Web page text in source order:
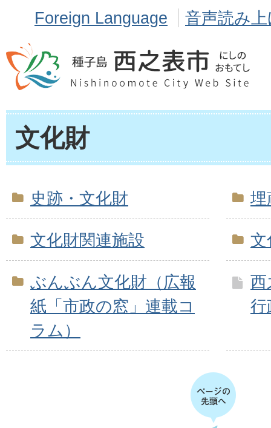
Foreign Language 音声読み
文化財
史跡・文化財 埋
文化財関連施設 文
ぶんぶん文化財（広報
紙「市政の窓」連載コ
ラム）
西
行